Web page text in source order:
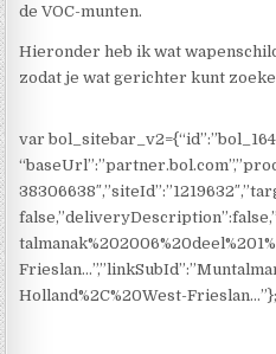
de VOC-munten.
Hieronder heb ik wat
zodat je wat gerichter kunt
var
Holland%2C%20West-Frieslan…”};